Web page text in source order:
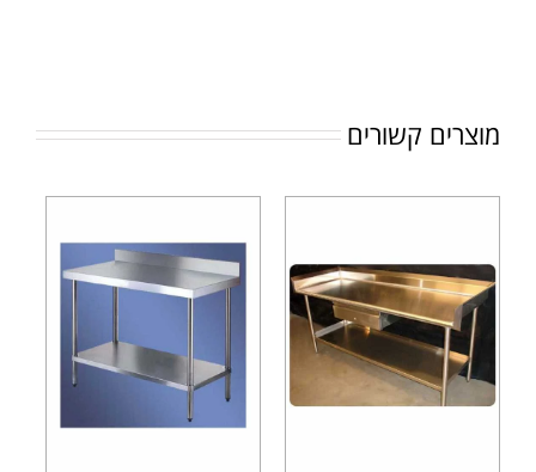
מוצרים קשורים